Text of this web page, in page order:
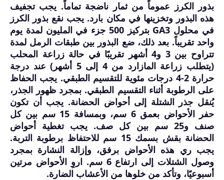
بذور الكرز عموماً من ثمار ناضجة تماماً. يجب تجفيف
هذه البذور وتخزينها في مكان بارد. يجب نقع بذور الكرز
في محلول GA3 بتركيز 500 جزء في المليون لمدة يوم
واحد تقريباً. بعد ذلك، ضع البذور بين طبقات الرمل لمدة
تتراوح بين 3 و4 أشهر تقريبًا في حالة زراعة المحلب
(يتطلب زراعة المازارد من 4 إلى 5 أشهر) عند درجة
حرارة 2-4 درجات مئوية للتقسيم الطبقي. يجب الحفاظ
على الرطوبة أثناء التقسيم الطبقي. بمجرد ظهور الجذر،
يُنقل جذر الشتلة إلى أحواض الحضانة. يجب أن تكون
حفر الأحواض بعمق 6 سم، وبمسافة 15 سم بين كل
صنف و25 سم بين كل صف. يجب تغطية أحواض
الحضانة بقش بسمك 15 سم للاحتفاظ برطوبة التربة.
يجب ري هذه الأحواض برفق، وإزالة النشارة بمجرد
وصول الشتلات إلى ارتفاع 6 سم. اروِ الأحواض مرتين
أسبوعيًا، وتأكد من خلوها من الأعشاب الضارة.